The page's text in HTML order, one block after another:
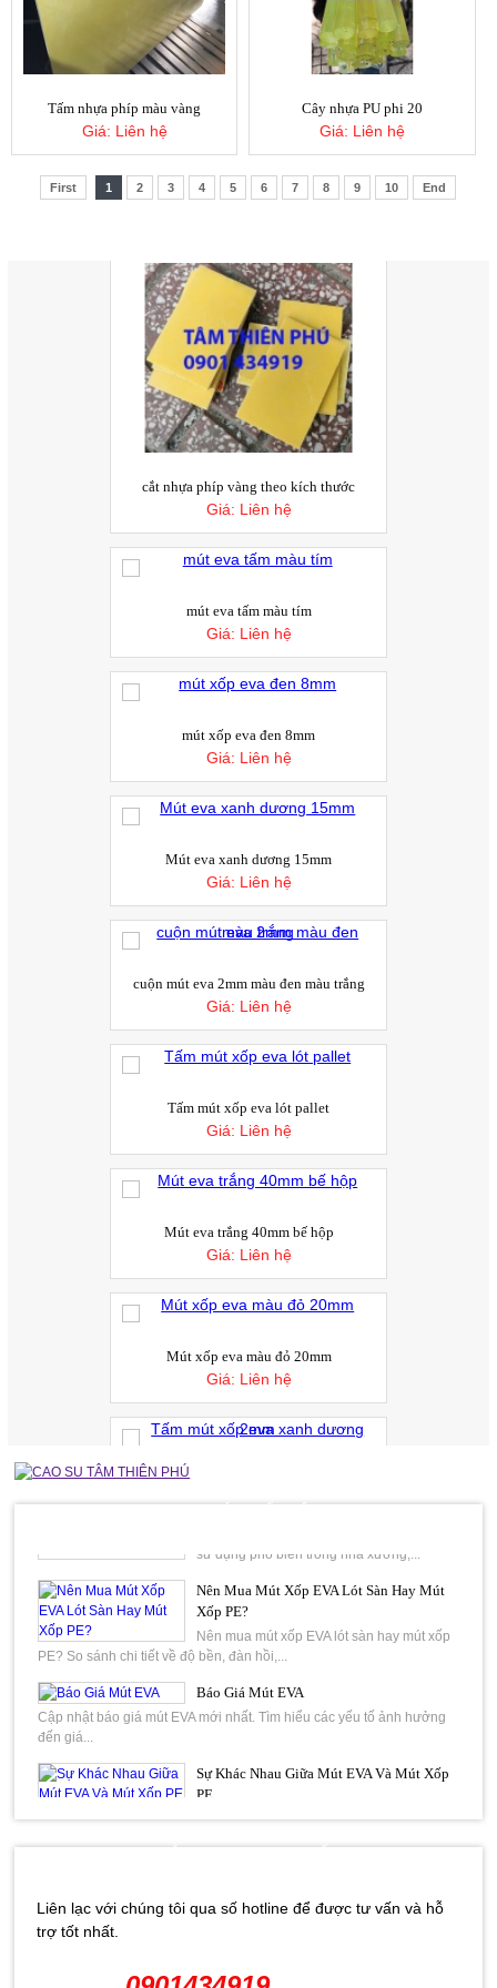
Tấm nhựa phíp màu vàng
Giá: Liên hệ
Cây nhựa PU phi 20
Giá: Liên hệ
First 1 2 3 4 5 6 7 8 9 10 End
xốp bitis xanh dương 10mm
Tấm mút xốp eva màu cam
cắt nhựa phíp vàng theo kích thước
Giá: Liên hệ
mút eva tấm màu tím
Giá: Liên hệ
mút xốp eva đen 8mm
Giá: Liên hệ
Mút eva xanh dương 15mm
Giá: Liên hệ
cuộn mút eva 2mm màu đen màu trắng
Giá: Liên hệ
Tấm mút xốp eva lót pallet
Giá: Liên hệ
Mút eva trắng 40mm bế hộp
Giá: Liên hệ
Mút xốp eva màu đỏ 20mm
Giá: Liên hệ
Tấm mút xốp eva xanh dương 2mm
Giá:Liên hệ
Ron cửa tủ cơm công nghiệp
Giá: Liên hệ
Mút eva xốp màu đỏ 30mm 35mm 40mm
Mút xốp eva trắng 30mm
Xốp eva dạng cuộn 6mm
Xuất khẩu cao su thiên nhiên tăng trong 5
tháng đầu năm 2017
Hải quan, xuất khẩu cao su thiên nhiên...
Xuất khẩu cao su Việt Nam tăng vọt
Xuất khẩu cao su của Việt Nam kỳ 1 tháng
6/2017 tăng 33,3% so với cùng kỳ năm ngoái...
Giá cà phê vượt ngưỡng 45.000 đồng, giá
tiêu tiếp đà tăng; cao su tăng ngày thứ 3
16/6), giá cà phê cuối cùng cũng lấy lại...
Ron cửa tủ cơm công nghiệp là bộ phận
giúp làm kín cửa tủ, ngăn hơi nước và...
Nên Chọn Tấm Cao Su Dày 5mm, 10mm
Hay 20mm?
trường hợp. Việc lựa chọn tấm cao...
Lót Sàn Bằng Cao Su Hay Mút Xốp EVA
Tốt Hơn
Khi lựa chọn vật liệu lót sàn cho nhà ở,
Đồng Tiền Khác Nhau Thế Nào
sử dụng phổ biến trong nhà xưởng,...
Nên Mua Mút Xốp EVA Lót Sàn Hay Mút
Xốp PE?
Nên mua mút xốp EVA lót sàn hay mút xốp
PE? So sánh chi tiết về độ bền, đàn hồi,...
Báo Giá Mút EVA
Cập nhật báo giá mút EVA mới nhất. Tìm hiểu các yếu tố ảnh hưởng
đến giá...
Sự Khác Nhau Giữa Mút EVA Và Mút Xốp
PE
So sánh mút EVA và mút xốp PE về độ đàn hồi, chống va đập, cách
Gia công long đền cao su, gia công đắp
trục cao su, gia công đắp trục con lăn silicon,...
giảm do lo ngại dư cung
Liên lạc với chúng tôi qua số hotline để được tư vấn và hỗ
trợ tốt nhất.